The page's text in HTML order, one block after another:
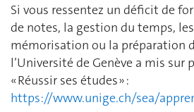
Si vous ressentez un déficit de
de notes, la gestion du temps,
mémorisation ou la préparation
l’Université de Genève a mis sur
« Réussir ses études » :
https://www.unige.ch/sea/